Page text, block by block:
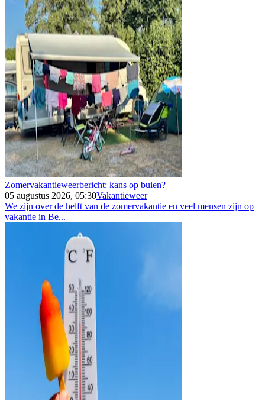
Zomervakantieweerbericht: kans op buien?
05 augustus 2026, 05:30Vakantieweer
We zijn over de helft van de zomervakantie en veel mensen zijn op
vakantie in Be...